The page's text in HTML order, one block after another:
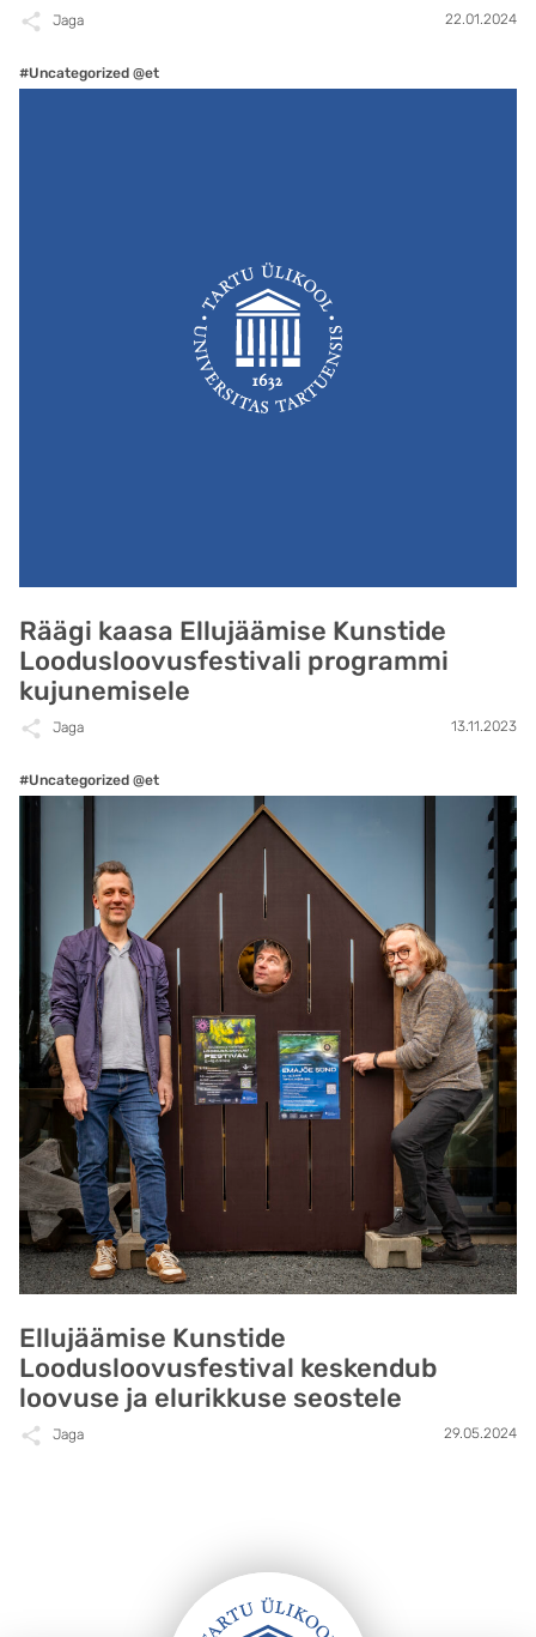
Jaga 22.01.2024
#Uncategorized @et
Räägi kaasa Ellujäämise Kunstide
Loodusloovusfestivali programmi
kujunemisele
Jaga 13.11.2023
#Uncategorized @et
Ellujäämise Kunstide
Loodusloovusfestival keskendub
loovuse ja elurikkuse seostele
Jaga 29.05.2024